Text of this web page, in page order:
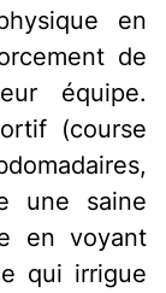
en
de
équipe.
(course
une saine
en voyant
qui irrigue